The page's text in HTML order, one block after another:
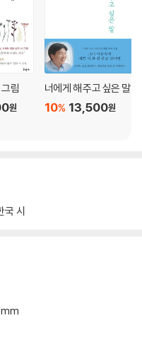
림
원
너에게 해 주고 싶은 말
13,500원
10%
국 시